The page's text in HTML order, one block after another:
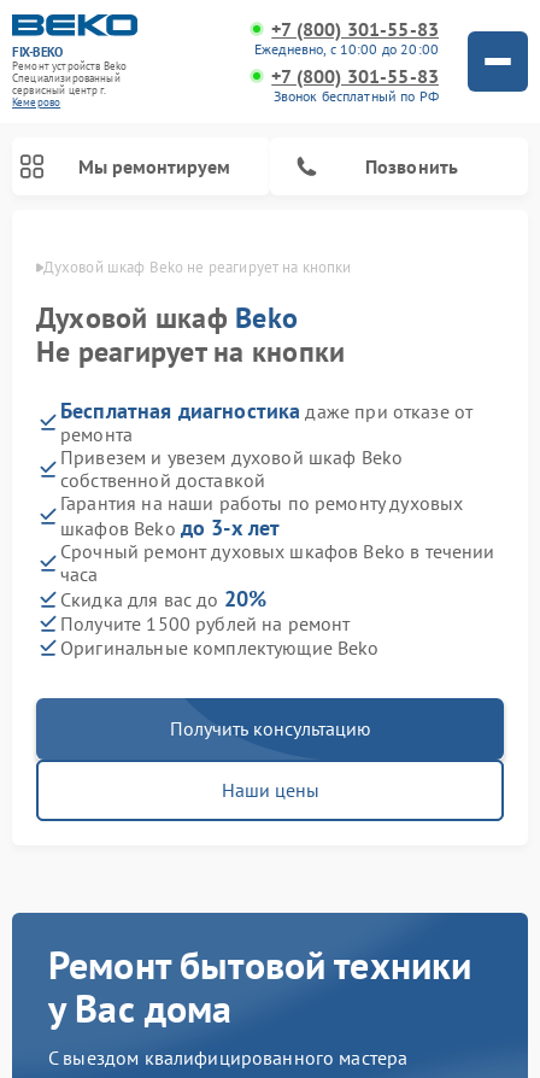
FIX-BEKO
Ремонт устройств Beko
Специализированный
cервисный центр г.
Кемерово
+7 (800) 301-55-83
Ежедневно, с 10:00 до 20:00
+7 (800) 301-55-83
Звонок бесплатный по РФ
Мы ремонтируем Позвонить
Духовой шкаф Beko не реагирует на кнопки
Духовой шкаф Beko
Не реагирует на кнопки
Бесплатная диагностика даже при отказе от
ремонта
Привезем и увезем духовой шкаф Beko
собственной доставкой
Гарантия на наши работы по ремонту духовых
шкафов Beko до 3-х лет
Срочный ремонт духовых шкафов Beko в течении
часа
Скидка для вас до 20%
Получите 1500 рублей на ремонт
Оригинальные комплектующие Beko
Получить консультацию
Наши цены
Ремонт бытовой техники
у Вас дома
С выездом квалифицированного мастера